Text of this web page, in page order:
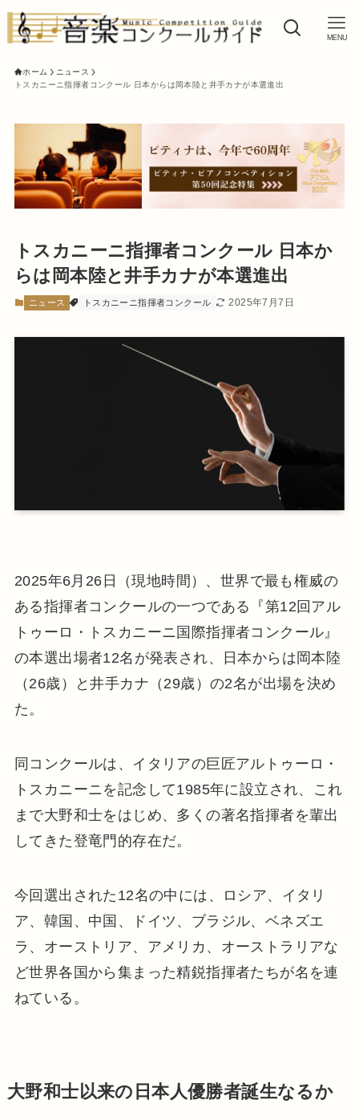
MENU
ホーム
ニュース
トスカニーニ指揮者コンクール 日本からは岡本陸と井手カナが本選進出
トスカニーニ指揮者コンクール 日本か
らは岡本陸と井手カナが本選進出
ニュース トスカニーニ指揮者コンクール 2025年7月7日
2025年6月26日（現地時間）、世界で最も権威の
ある指揮者コンクールの一つである『第12回アル
トゥーロ・トスカニーニ国際指揮者コンクール』
の本選出場者12名が発表され、日本からは岡本陸
（26歳）と井手カナ（29歳）の2名が出場を決め
た。
同コンクールは、イタリアの巨匠アルトゥーロ・
トスカニーニを記念して1985年に設立され、これ
まで大野和士をはじめ、多くの著名指揮者を輩出
してきた登竜門的存在だ。
今回選出された12名の中には、ロシア、イタリ
ア、韓国、中国、ドイツ、ブラジル、ベネズエ
ラ、オーストリア、アメリカ、オーストラリアな
ど世界各国から集まった精鋭指揮者たちが名を連
ねている。
大野和士以来の日本人優勝者誕生なるか